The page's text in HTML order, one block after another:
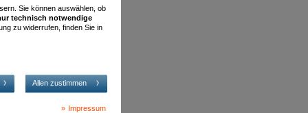
Sie können auswählen, ob
technisch notwendige
zu widerrufen, finden Sie in
Allen zustimmen
Impressum